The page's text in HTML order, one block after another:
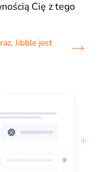
Cię z tego
Jibble jest